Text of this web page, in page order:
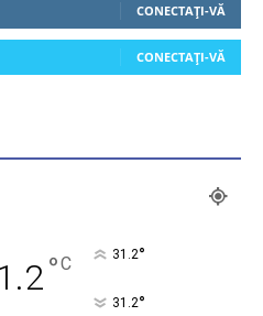
CONECTAȚI-VĂ
CONECTAȚI-VĂ
°C 31.2°
31.2°